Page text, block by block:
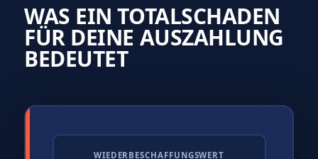
WAS EIN TOTALSCHADEN
FÜR DEINE AUSZAHLUNG
BEDEUTET
WIEDERBESCHAFFUNGSWERT